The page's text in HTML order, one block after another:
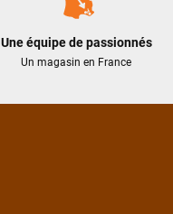
Une équipe de passionnés
Un magasin en France